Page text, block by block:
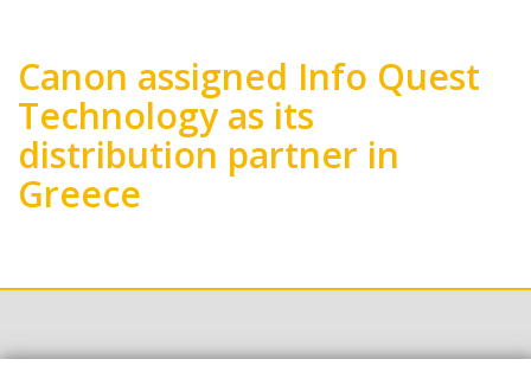
Canon assigned Info Quest
Technology as its
distribution partner in
Greece